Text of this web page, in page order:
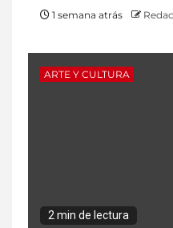
1 semana atrás
ARTE Y CULTURA
2 min de lectura